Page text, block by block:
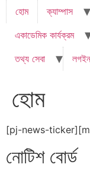
হোম ক্যাম্পাস
একাডেমিক কার্যক্রম
তথ্য সেবা
লগইন
হোম
[pj-news-
নোটিশ বোর্ড